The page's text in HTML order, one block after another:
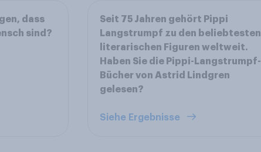
dass
sind?
Seit 75 Jahren gehört Pippi
Langstrumpf zu den beliebtesten
literarischen Figuren weltweit.
Haben Sie die Pippi-Langstrumpf-
Bücher von Astrid Lindgren
gelesen?
Siehe Ergebnisse